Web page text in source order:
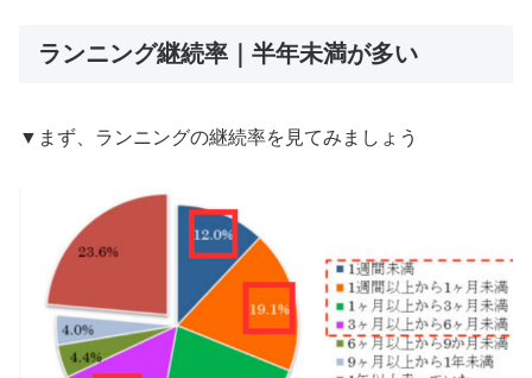
ランニング継続率｜半年未満が多い
▼まず、ランニングの継続率を見てみましょう